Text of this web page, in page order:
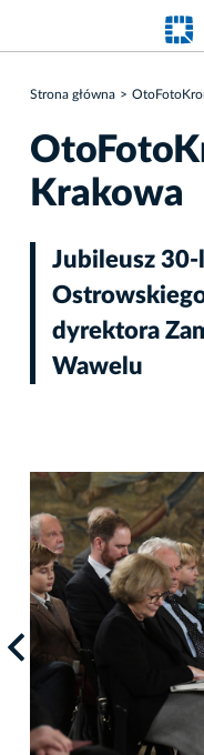
Strona główna
Krakowa
Jubileusz 30-
dyrektora
Wawelu